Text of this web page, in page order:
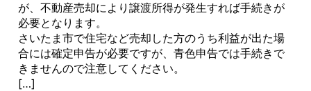
が、不動産売却により譲渡所得が発生すれば手続きが
必要となります。
さいたま市で住宅など売却した方のうち利益が出た場
合には確定申告が必要ですが、青色申告では手続きで
きませんので注意してください。
[…]